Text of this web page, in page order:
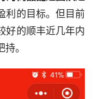
利的目标。但目前
好的顺丰近几年内
。